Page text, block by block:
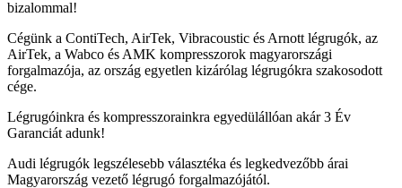
bizalommal!
Cégünk a ContiTech, AirTek, Vibracoustic és Arnott légrugók, az
AirTek, a Wabco és AMK kompresszorok magyarországi
forgalmazója, az ország egyetlen kizárólag légrugókra szakosodott
cége.
Légrugóinkra és kompresszorainkra egyedülállóan akár 3 Év
Garanciát adunk!
Audi légrugók legszélesebb választéka és legkedvezőbb árai
Magyarország vezető légrugó forgalmazójától.